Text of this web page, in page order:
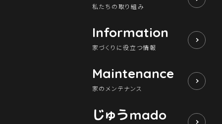
私たちの取り組み
Information
家づくりに役立つ情報
Maintenance
家のメンテナンス
じゅうmado